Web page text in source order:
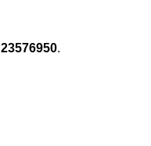
23576950.​